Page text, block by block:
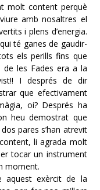
molt content perquè
amb nosaltres el
i plens d’energia.
té ganes de gaudir-
els perills fins que
de les Fades era a la
I després de dir
que efectivament
oi? Després ha
heu demostrat que
pares s’han atrevit
li agrada molt
tocar un instrument
moment.
aquest exèrcit de la